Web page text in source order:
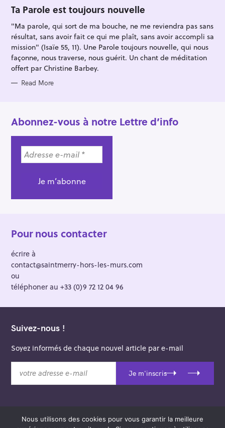
O
R
E
Ta Parole est toujours nouvelle
"Ma parole, qui sort de ma bouche, ne me reviendra pas sans
résultat, sans avoir fait ce qui me plaît, sans avoir accompli sa
mission" (Isaïe 55, 11). Une Parole toujours nouvelle, qui nous
façonne, nous traverse, nous guérit. Un chant de méditation
offert par Christine Barbey.
Read More
Abonnez-vous à notre Lettre d’info
Pour nous contacter
écrire à
contact@saintmerry-hors-les-murs.com
ou
téléphoner au +33 (0)9 72 12 04 96
Suivez-nous !
Soyez informés de chaque nouvel article par e-mail
t
Je m'inscris
Nous utilisons des cookies pour vous garantir la meilleure